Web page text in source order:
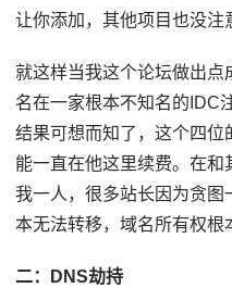
让你添加，其他项目也没注
就这样当我这个论坛做出
名在一家根本不知名的IDC
结果可想而知了，这个四位
能一直在他这里续费。在
我一人，很多站长因为贪图
本无法转移，域名所有权根
二：DNS劫持